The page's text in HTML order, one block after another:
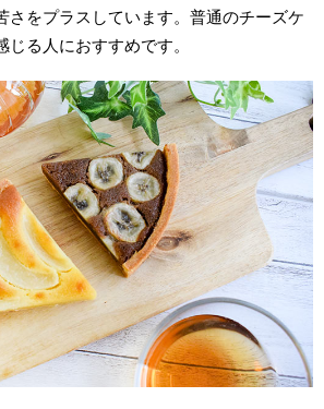
さをプラスしています。普通のチーズケ
る人におすすめです。